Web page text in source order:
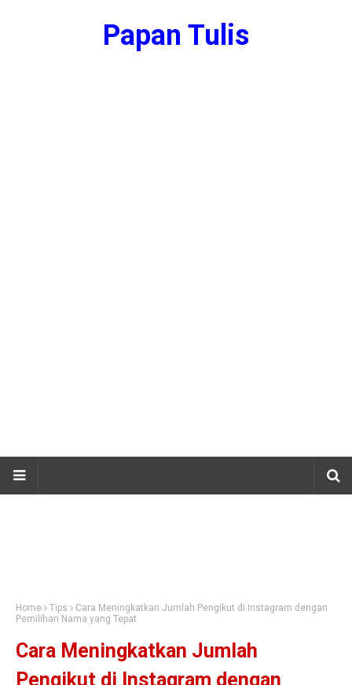
Papan Tulis
Home Tips
Cara Meningkatkan Jumlah Pengikut di Instagram dengan
Pemilihan Nama yang Tepat
Cara Meningkatkan Jumlah
Pengikut di Instagram dengan